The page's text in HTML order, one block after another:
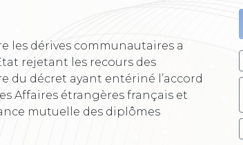
les dérives communautaires a
rejetant les recours des
du décret ayant entériné l’accord
Affaires étrangères français et
mutuelle des diplômes